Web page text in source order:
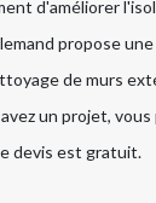
d'améliorer
propose
de murs
un projet,
devis est gratuit.